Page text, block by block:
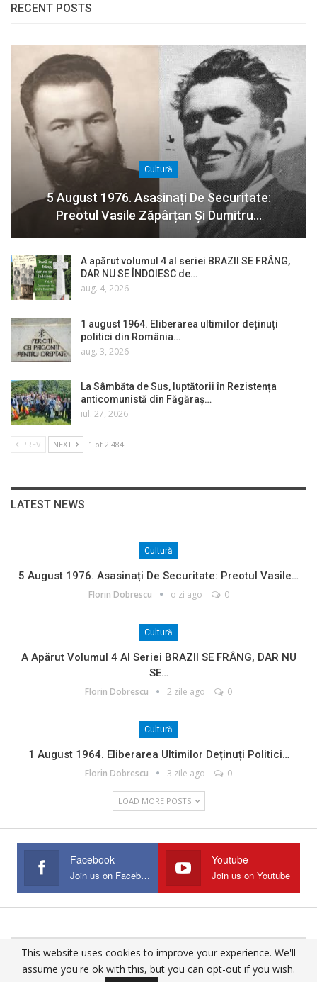
RECENT POSTS
Cultură
5 August 1976. Asasinați De Securitate:
Preotul Vasile Zăpârțan Și Dumitru…
A apărut volumul 4 al seriei BRAZII SE FRÂNG,
DAR NU SE ÎNDOIESC de…
aug. 4, 2026
1 august 1964. Eliberarea ultimilor deținuți
politici din România…
aug. 3, 2026
La Sâmbăta de Sus, luptătorii în Rezistența
anticomunistă din Făgăraș…
iul. 27, 2026
PREV NEXT 1 of 2.484
LATEST NEWS
Cultură
5 August 1976. Asasinați De Securitate: Preotul Vasile…
Florin Dobrescu o zi ago 0
Cultură
A Apărut Volumul 4 Al Seriei BRAZII SE FRÂNG, DAR NU
SE…
Florin Dobrescu 2 zile ago 0
Cultură
1 August 1964. Eliberarea Ultimilor Deținuți Politici…
Florin Dobrescu 3 zile ago 0
LOAD MORE POSTS
Facebook
Join us on Facebook
Youtube
Join us on Youtube
© 2025 - All Rights Reserved.
Website Design:
This website uses cookies to improve your experience. We'll
assume you're ok with this, but you can opt-out if you wish.